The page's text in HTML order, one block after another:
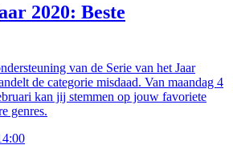
2020: Beste
van de Serie van het Jaar
de categorie misdaad. Van maandag 4
kan jij stemmen op jouw favoriete
genres.